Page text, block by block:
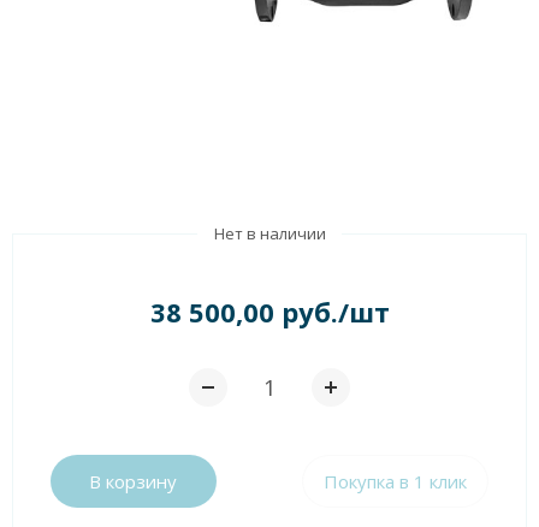
Нет в наличии
38 500,00 руб./шт
В корзину Покупка в 1 клик